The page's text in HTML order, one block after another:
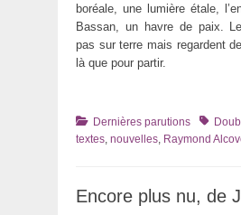
boréale, une lumière étale,
Bassan, un havre de paix.
pas sur terre mais regardent
là que pour partir.
Catégories
Dernières parutions Tags
textes nouvelles Raymond
Encore plus nu, de